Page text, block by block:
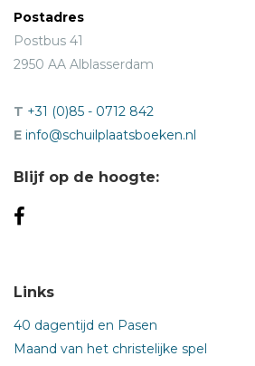
Postadres
Postbus 41
2950 AA Alblasserdam
T +31 (0)85 - 0712 842
E info@schuilplaatsboeken.nl
Blijf op de hoogte:
Links
40 dagentijd en Pasen
Maand van het christelijke spel